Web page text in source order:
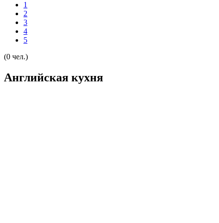
1
2
3
4
5
(0 чел.)
Английская кухня